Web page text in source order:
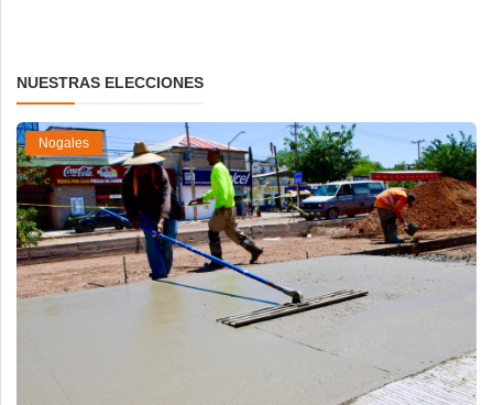
NUESTRAS ELECCIONES
Nogales